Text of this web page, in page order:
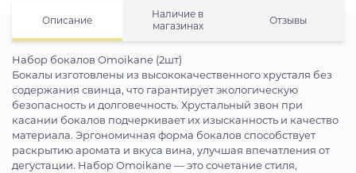
Описание
Наличие в
магазинах
Отзывы
Набор бокалов Omoikane (2шт)
Бокалы изготовлены из высококачественного хрусталя без
содержания свинца, что гарантирует экологическую
безопасность и долговечность. Хрустальный звон при
касании бокалов подчеркивает их изысканность и качество
материала. Эргономичная форма бокалов способствует
раскрытию аромата и вкуса вина, улучшая впечатления от
дегустации. Набор Omoikane — это сочетание стиля,